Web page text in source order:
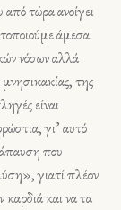
τώρα ανοίγει
άμεσα.
νόσων αλλά
της
είναι
γι’ αυτό
που
γιατί πλέον
καρδιά και να τα